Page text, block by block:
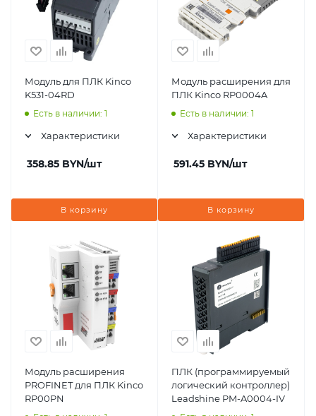
Модуль для ПЛК Kinco
K531-04RD
Есть в наличии: 1
Характеристики
358.85 BYN/шт
В корзину
Модуль расширения для
ПЛК Kinco RP0004A
Есть в наличии: 1
Характеристики
591.45 BYN/шт
В корзину
Модуль расширения
PROFINET для ПЛК Kinco
RP00PN
ПЛК (программируемый
логический контроллер)
Leadshine PM-A0004-IV